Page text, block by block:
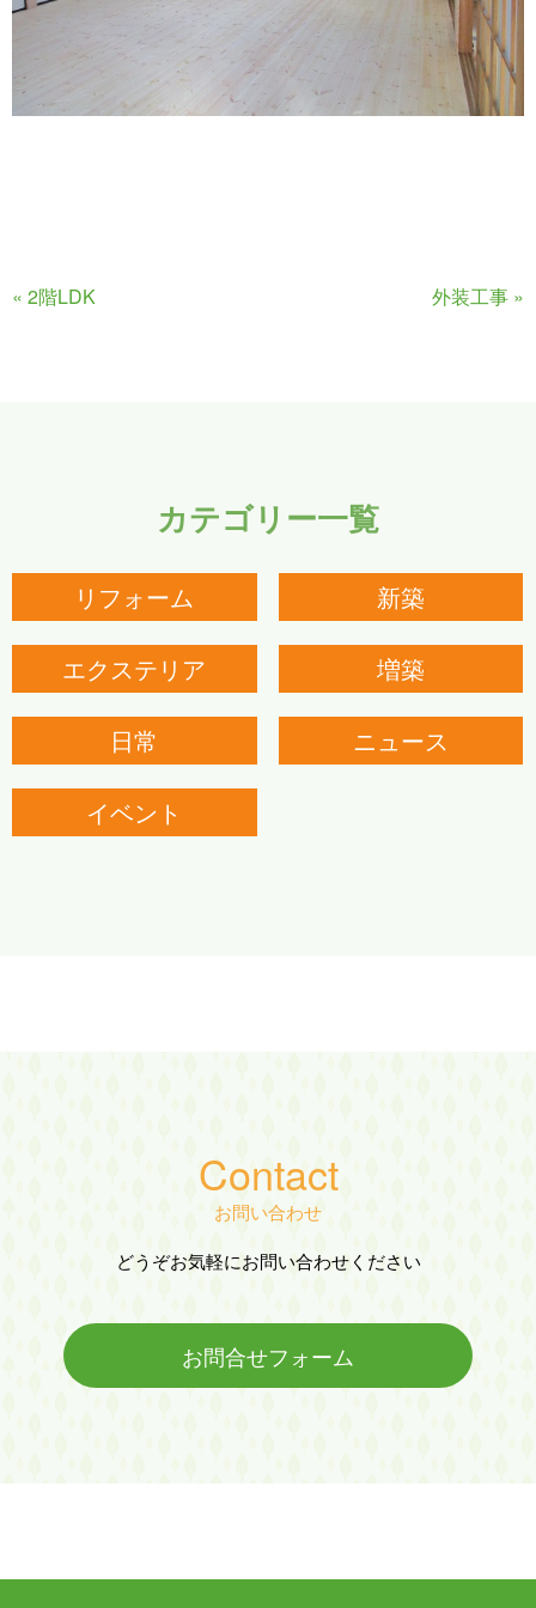
« 2階LDK 外装工事 »
カテゴリー一覧
リフォーム 新築
エクステリア 増築
日常 ニュース
イベント
Contact
お問い合わせ
どうぞお気軽にお問い合わせください
お問合せフォーム